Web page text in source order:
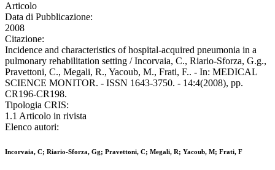
Articolo
Data di Pubblicazione:
2008
Citazione:
Incidence and characteristics of hospital-acquired pneumonia in a
pulmonary rehabilitation setting / Incorvaia, C., Riario-Sforza, G.g.,
Pravettoni, C., Megali, R., Yacoub, M., Frati, F.. - In: MEDICAL
SCIENCE MONITOR. - ISSN 1643-3750. - 14:4(2008), pp.
CR196-CR198.
Tipologia CRIS:
1.1 Articolo in rivista
Elenco autori:
Incorvaia, C; Riario-Sforza, Gg; Pravettoni, C; Megali, R; Yacoub, M; Frati, F